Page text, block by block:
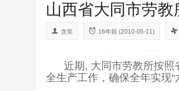
山西省大同市劳教
含笑 16年前 (2010-05-11)
近期, 大同市劳教所按照
全生产工作，确保全年实现“